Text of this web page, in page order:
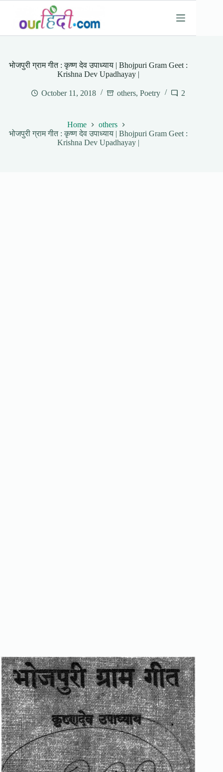
content
भोजपुरी ग्राम गीत : कृष्ण देव उपाध्याय | Bhojpuri Gram Geet :
Krishna Dev Upadhayay |
October 11, 2018 others, Poetry 2
Home
others
भोजपुरी ग्राम गीत : कृष्ण देव उपाध्याय | Bhojpuri Gram Geet :
Krishna Dev Upadhayay |